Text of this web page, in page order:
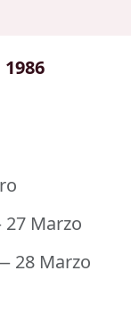
Marzo
28 Marzo